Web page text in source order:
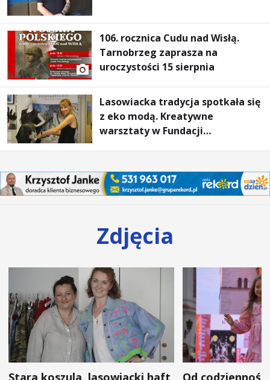
106. rocznica Cudu nad Wisłą.
Tarnobrzeg zaprasza na
uroczystości 15 sierpnia
Lasowiacka tradycja spotkała się
z eko modą. Kreatywne
warsztaty w Fundacji
Zdjęcia